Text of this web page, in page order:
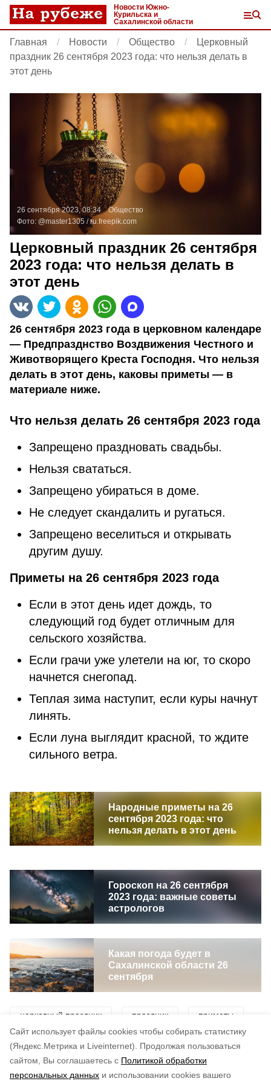
Cайт использует файлы cookies чтобы собирать статистику
(Яндекс.Метрика и Liveinternet).
Продолжая пользоваться
сайтом, Вы соглашаетесь с Политикой обработки
персональных данных и использовании cookies вашего
Новости Южно-
Курильска и
Сахалинской области
Главная Новости Общество
Церковный
праздник 26 сентября 2023 года: что нельзя делать в
этот день
26 сентября 2023, 08:34
Общество
Фото: @master1305 /ru.freepik.com
Церковный праздник 26 сентября
2023 года: что нельзя делать в
этот день
26 сентября 2023 года в церковном календаре
— Предпразднство Воздвижения Честного и
Животворящего Креста Господня. Что нельзя
делать в этот день, каковы приметы — в
материале ниже.
Что нельзя делать 26 сентября 2023 года
Запрещено праздновать свадьбы.
Нельзя свататься.
Запрещено убираться в доме.
Не следует скандалить и ругаться.
Запрещено веселиться и открывать
другим душу.
Приметы на 26 сентября 2023 года
Если в этот день идет дождь, то
следующий год будет отличным для
сельского хозяйства.
Если грачи уже улетели на юг, то скоро
начнется снегопад.
Теплая зима наступит, если куры начнут
линять.
Если луна выглядит красной, то ждите
сильного ветра.
Народные приметы на 26
сентября 2023 года: что
нельзя делать в этот день
Гороскоп на 26 сентября
2023 года: важные советы
астрологов
Какая погода будет в
Сахалинской области 26
сентября
церковный праздник праздник приметы
погода
Понравилась статья?